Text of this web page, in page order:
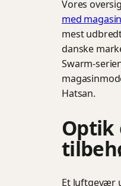
Vores
med magasin
mest
danske
Swarm-
Hatsan.
Optik
Et luftgevær